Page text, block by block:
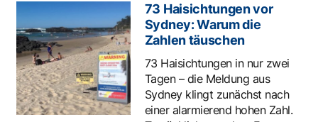
73 Haisichtungen vor
Sydney: Warum die
Zahlen täuschen
73 Haisichtungen in nur zwei
Tagen – die Meldung aus
Sydney klingt zunächst nach
einer alarmierend hohen Zahl.